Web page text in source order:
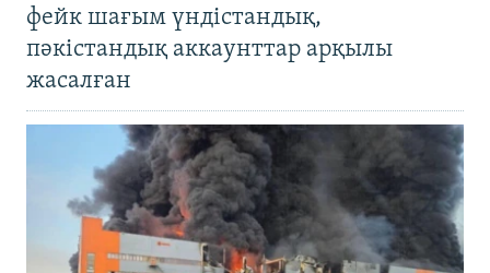
фейк шағым үндістандық,
пәкістандық аккаунттар арқылы
жасалған